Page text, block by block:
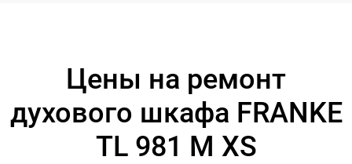
Цены на ремонт
духового шкафа FRANKE
TL 981 M XS